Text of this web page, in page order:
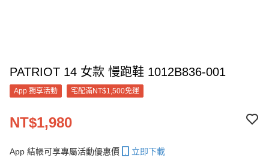
PATRIOT 14 女款 慢跑鞋 1012B836-001
App 獨享活動 宅配滿NT$1,500免運
NT$1,980
App 結帳可享專屬活動優惠價 立即下載